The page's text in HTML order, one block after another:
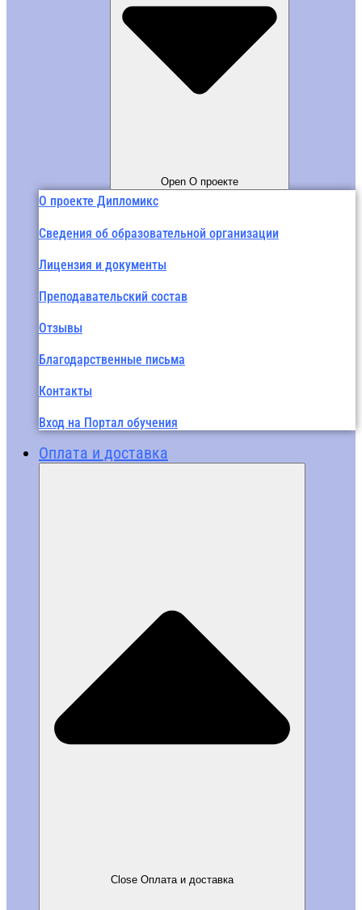
Open О проекте
О проекте Дипломикс
Сведения об образовательной организации
Лицензия и документы
Преподавательский состав
Отзывы
Благодарственные письма
Контакты
Вход на Портал обучения
Оплата и доставка
Close Оплата и доставка